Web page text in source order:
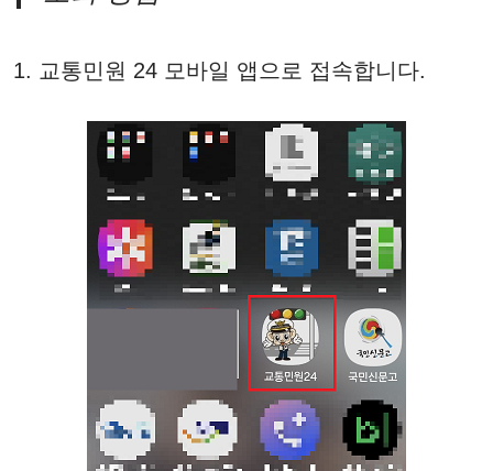
교통민원 24 모바일 앱으로 접속합니다.